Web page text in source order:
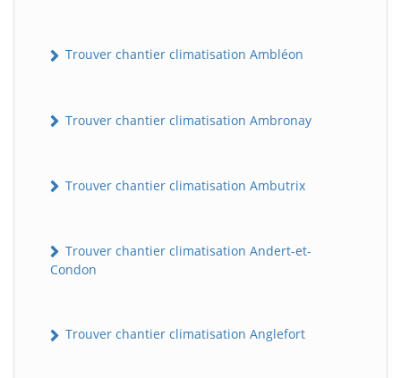
Trouver chantier climatisation Ambléon
Trouver chantier climatisation Ambronay
Trouver chantier climatisation Ambutrix
Trouver chantier climatisation Andert-et-
Condon
Trouver chantier climatisation Anglefort